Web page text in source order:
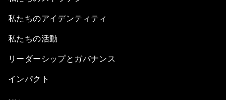
私たちのアイデンティティ
私たちの活動
リーダーシップとガバナンス
インパクト